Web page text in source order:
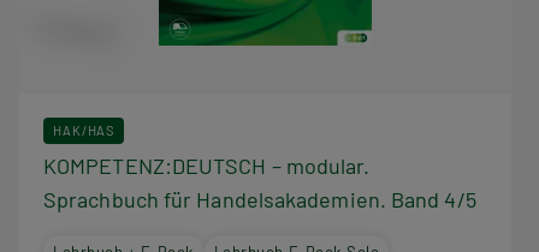
HAK/HAS
KOMPETENZ:DEUTSCH – modular.
Sprachbuch für Handelsakademien. Band 4/5